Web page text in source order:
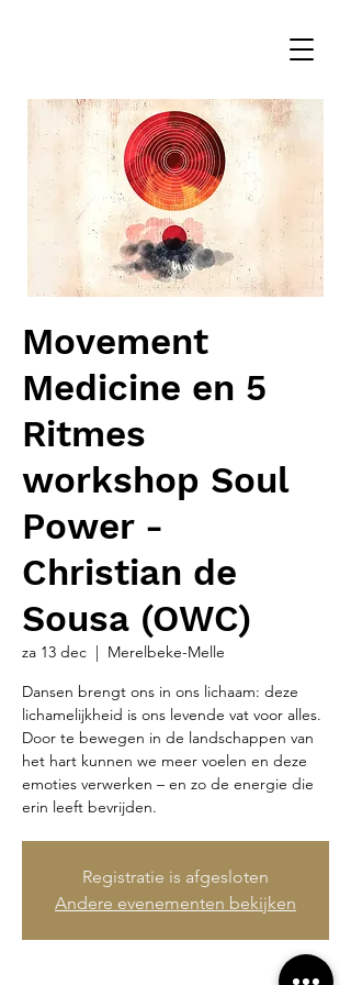
Movement
Medicine en 5
Ritmes
workshop Soul
Power -
Christian de
Sousa (OWC)
za 13 dec
  |
Merelbeke-Melle
Dansen brengt ons in ons lichaam: deze
lichamelijkheid is ons levende vat voor alles.
Door te bewegen in de landschappen van
het hart kunnen we meer voelen en deze
emoties verwerken – en zo de energie die
erin leeft bevrijden.
Registratie is afgesloten
Andere evenementen bekijken